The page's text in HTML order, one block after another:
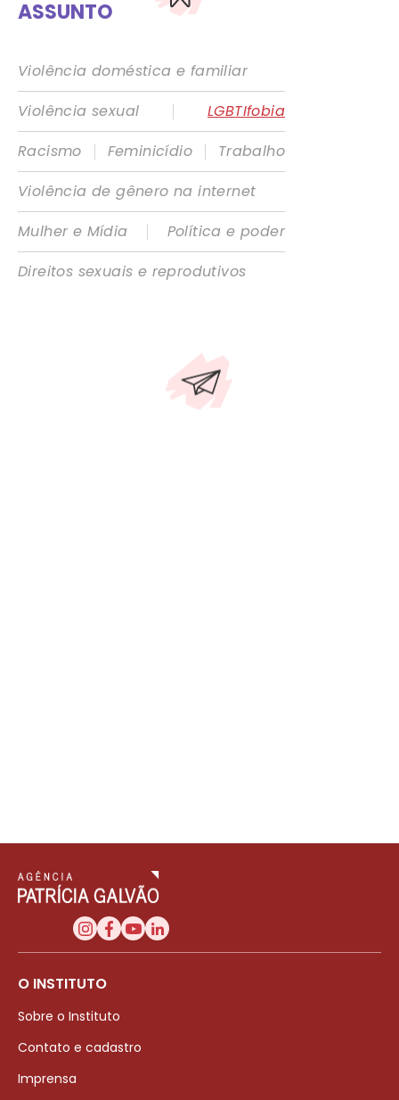
ASSUNTO
Violência doméstica e familiar
Violência sexual
|
LGBTIfobia
Racismo
| Feminicídio |
Trabalho
Violência de gênero na internet
Mulher e Mídia
|
Política e poder
Direitos sexuais e reprodutivos
O INSTITUTO
Sobre o Instituto
Contato e cadastro
Imprensa